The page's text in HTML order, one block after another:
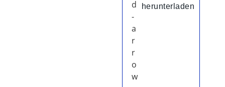
herunterladen